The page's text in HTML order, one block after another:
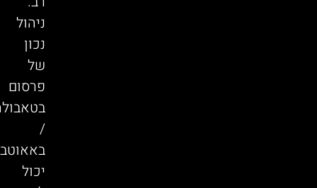
ניהול
נכון
של
פרסום
/
יכול